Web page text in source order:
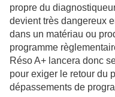
propre du
devient très dangereux
dans un matériau ou
programme
Réso A+ lancera donc
pour exiger le retour du
dépassements de